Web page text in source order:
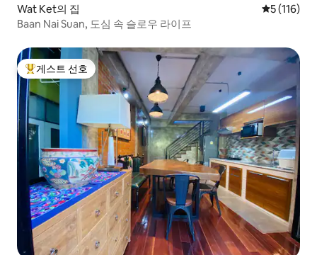
Wat Ket의 집 평점 5점(5
5 (116)
Baan Nai Suan, 도심 속 슬로우 라이프
상위 게스트 선호
게스트 선호